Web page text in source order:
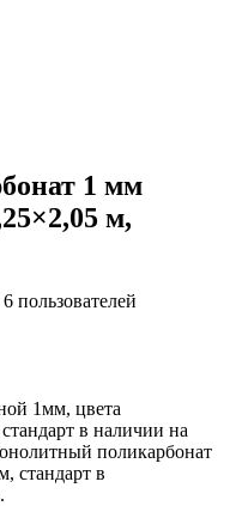
1 мм
м,
6 пользователей
1мм, цвета
в наличии на
поликарбонат
стандарт в